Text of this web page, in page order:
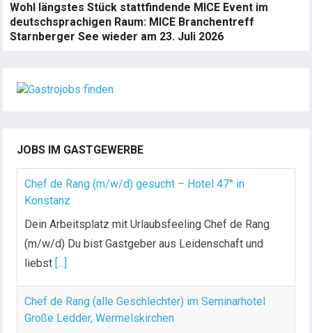
Wohl längstes Stück stattfindende MICE Event im
deutschsprachigen Raum: MICE Branchentreff
Starnberger See wieder am 23. Juli 2026
JOBS IM GASTGEWERBE
Chef de Rang (m/w/d) gesucht – Hotel 47° in
Konstanz
Dein Arbeitsplatz mit Urlaubsfeeling Chef de Rang
(m/w/d) Du bist Gastgeber aus Leidenschaft und
liebst [...]
Chef de Rang (alle Geschlechter) im Seminarhotel
Große Ledder, Wermelskirchen